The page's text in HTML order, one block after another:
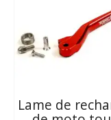
Lame de